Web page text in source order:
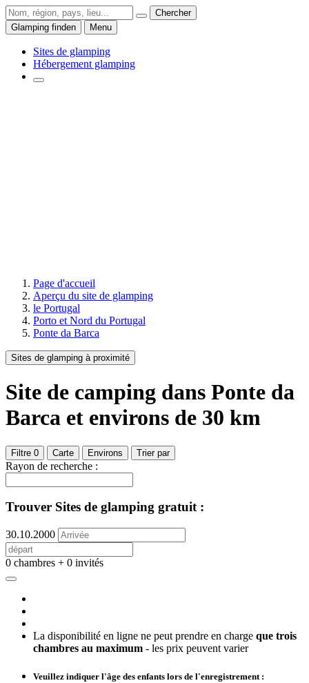
Chercher
Glamping finden
Menu
Sites de glamping
Hébergement glamping
Page d'accueil
Aperçu du site de glamping
le Portugal
Porto et Nord du Portugal
Ponte da Barca
Sites de glamping à proximité
Site de camping dans Ponte da
Barca et environs de 30 km
Filtre 0 Carte Environs Trier par
Rayon de recherche :
Trouver Sites de glamping gratuit :
30.10.2000
0 chambres + 0 invités
La disponibilité en ligne ne peut prendre en charge que trois
chambres au maximum - les prix peuvent varier
Veuillez indiquer l'âge des enfants lors de l'enregistrement :